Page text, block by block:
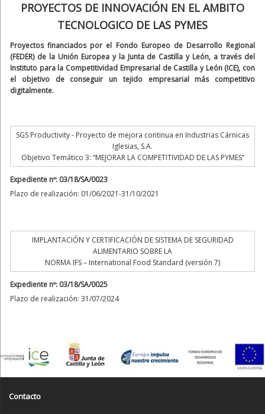
PROYECTOS DE INNOVACIÓN EN EL AMBITO
TECNOLOGICO DE LAS PYMES
Proyectos financiados por el Fondo Europeo de Desarrollo Regional
(FEDER) de la Unión Europea y la Junta de Castilla y León, a través del
Instituto para la Competitividad Empresarial de Castilla y León (ICE), con
el objetivo de conseguir un tejido empresarial más competitivo
digitalmente.
SGS Productivity - Proyecto de mejora continua en Industrias Cárnicas
Iglesias, S.A.
Objetivo Temático 3: “MEJORAR LA COMPETITIVIDAD DE LAS PYMES”
Expediente nº: 03/18/SA/0023
Plazo de realización: 01/06/2021-31/10/2021
IMPLANTACIÓN Y CERTIFICACIÓN DE SISTEMA DE SEGURIDAD
ALIMENTARIO SOBRE LA
NORMA IFS – International Food Standard (versión 7)
Expediente nº: 03/18/SA/0025
Plazo de realización: 31/07/2024
Contacto